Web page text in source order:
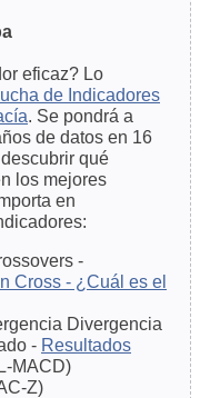
eficaz? Lo
de Indicadores
. Se pondrá a
de datos en 16
qué
los mejores
en
-
Cross - ¿Cuál es el
Divergencia
- Resultados
MACD)
Z)